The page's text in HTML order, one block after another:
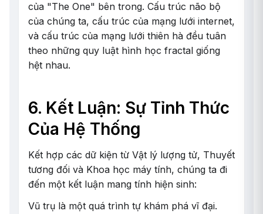
của "The One" bên trong. Cấu trúc não bộ
của chúng ta, cấu trúc của mạng lưới internet,
và cấu trúc của mạng lưới thiên hà đều tuân
theo những quy luật hình học fractal giống
hệt nhau.
6. Kết Luận: Sự Tỉnh Thức
Của Hệ Thống
Kết hợp các dữ kiện từ Vật lý lượng tử, Thuyết
tương đối và Khoa học máy tính, chúng ta đi
đến một kết luận mang tính hiện sinh:
Vũ trụ là một quá trình tự khám phá vĩ đại.